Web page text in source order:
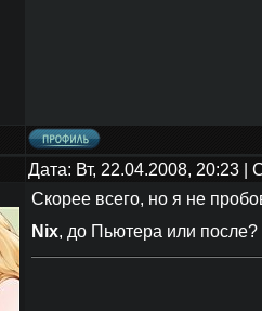
Дата: Вт, 22.04.2008, 20:23
Скорее всего, но я не
Nix, до Пьютера или после?